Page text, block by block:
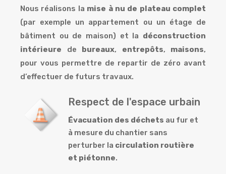
Nous réalisons la mise à nu de plateau complet
(par exemple un appartement ou un étage de
bâtiment ou de maison) et la déconstruction
intérieure de bureaux, entrepôts, maisons,
pour vous permettre de repartir de zéro avant
d’effectuer de futurs travaux.
Respect de l'espace urbain
Évacuation des déchets au fur et
à mesure du chantier sans
perturber la circulation routière
et piétonne.